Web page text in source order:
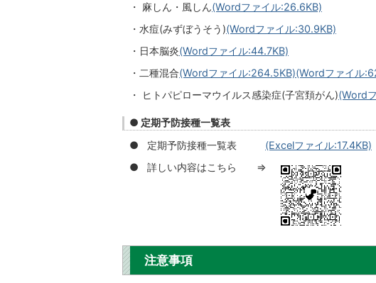
・ 麻しん・風しん(Wordファイル:26.6KB)
・水痘(みずぼうそう)(Wordファイル:30.9KB)
・日本脳炎(Wordファイル:44.7KB)
・二種混合(Wordファイル:264.5KB)(Wordファイル
・ ヒトパピローマウイルス感染症(子宮頚がん)(Word
● 定期予防接種一覧表
● 定期予防接種一覧表 (Excelファイル:17.4KB)
● 詳しい内容はこちら ⇒
注意事項